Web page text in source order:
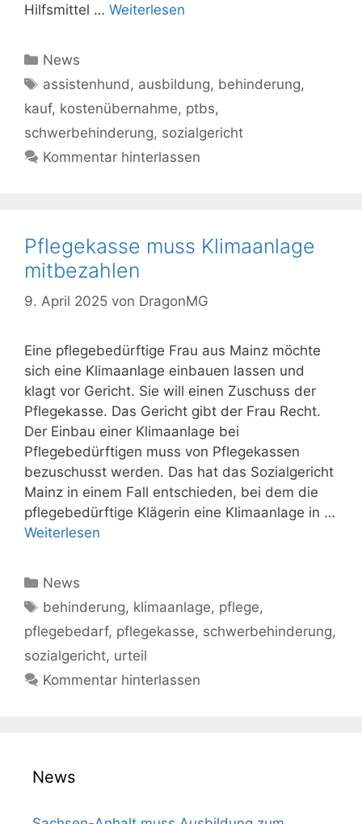
Hilfsmittel … Weiterlesen
Kategorien
News
Schlagwörter
assistenhund , ausbildung, behinderung,
kauf, kostenübernahme, ptbs,
schwerbehinderung, sozialgericht
Kommentar hinterlassen
Pflegekasse muss Klimaanlage
mitbezahlen
9. April 2025 von DragonMG
Eine pflegebedürftige Frau aus Mainz möchte
sich eine Klimaanlage einbauen lassen und
klagt vor Gericht. Sie will einen Zuschuss der
Pflegekasse. Das Gericht gibt der Frau Recht.
Der Einbau einer Klimaanlage bei
Pflegebedürftigen muss von Pflegekassen
bezuschusst werden. Das hat das Sozialgericht
Mainz in einem Fall entschieden, bei dem die
pflegebedürftige Klägerin eine Klimaanlage in …
Weiterlesen
Kategorien
News
Schlagwörter
behinderung, klimaanlage, pflege,
pflegebedarf, pflegekasse, schwerbehinderung,
sozialgericht, urteil
Kommentar hinterlassen
News